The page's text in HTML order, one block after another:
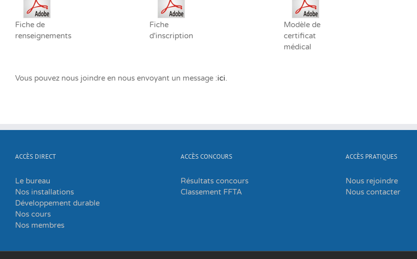
Fiche de
renseignements
Fiche
d'inscription
Modèle de
certificat
médical
Vous pouvez nous joindre en nous envoyant un message :ici.
ACCÈS DIRECT
Le bureau
Nos installations
Développement durable
Nos cours
Nos membres
ACCÈS CONCOURS
Résultats concours
Classement FFTA
ACCÈS PRATIQUES
Nous rejoindre
Nous contacter